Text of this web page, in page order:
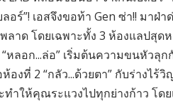
อร์”! เอสจึงขอท้า Gen ซ่า!! มา
าด โดยเฉพาะทั้ง 3 ห้องแลปสุ
ลอก...ล่อ” เริ่มต้นความขนหัวลุก
งที่ 2 “กลัว...ด้วยตา” กับร่างไ
ำให้คุณระแวงไปทุกย่างก้าว โด